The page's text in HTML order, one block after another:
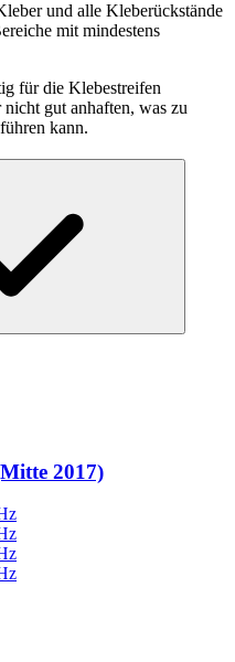
und alle Kleberückstände
mit mindestens
für die Klebestreifen
gut anhaften, was zu
kann.
2017)